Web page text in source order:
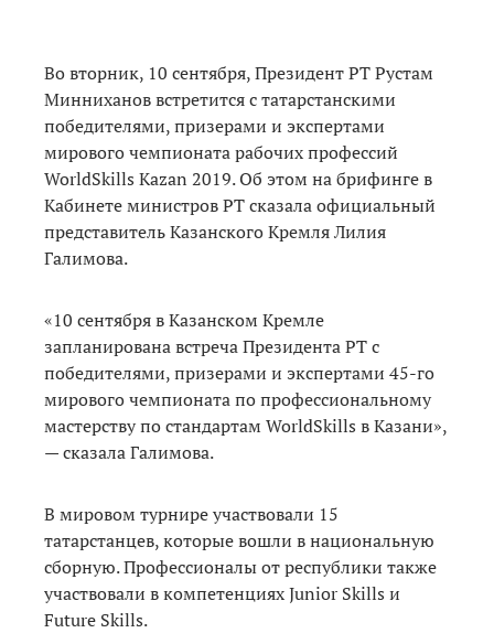
Во вторник, 10 сентября, Президент РТ Рустам
Минниханов встретится с татарстанскими
победителями, призерами и экспертами
мирового чемпионата рабочих профессий
WorldSkills Kazan 2019. Об этом на брифинге в
Кабинете министров РТ сказала официальный
представитель Казанского Кремля Лилия
Галимова.
«10 сентября в Казанском Кремле
запланирована встреча Президента РТ с
победителями, призерами и экспертами 45-го
мирового чемпионата по профессиональному
мастерству по стандартам WorldSkills в Казани»,
— сказала Галимова.
В мировом турнире участвовали 15
татарстанцев, которые вошли в национальную
сборную. Профессионалы от республики также
участвовали в компетенциях Junior Skills и
Future Skills.